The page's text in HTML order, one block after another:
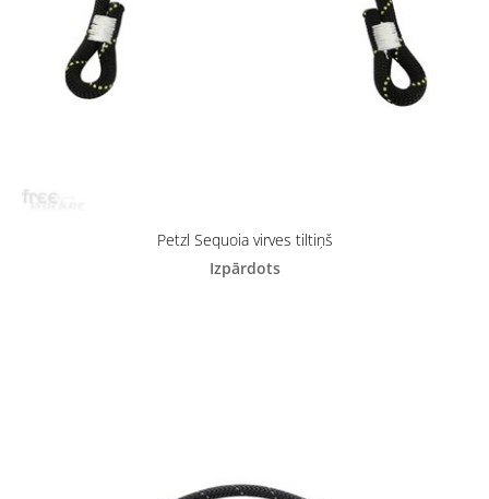
Petzl Sequoia virves tiltiņš
Izpārdots